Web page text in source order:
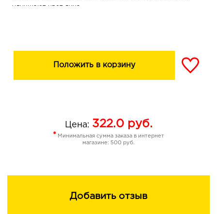
улучшают цвет лица.
Гиалуроновая кислота глубоко и интенсивно
придают ей эластичность и гладкость.
Результат: видимое осветление пигментации,
Положить в корзину
Цена: 322.0руб.
* Минимальная сумма заказа в интернет
магазине: 500 руб.
Добавить отзыв